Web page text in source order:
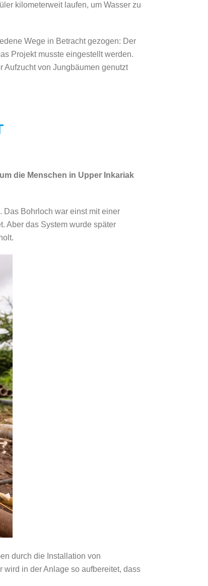
kilometerweit laufen, um Wasser zu
Wege in Betracht gezogen: Der
Projekt musste eingestellt werden.
Aufzucht von Jungbäumen genutzt
die Menschen in Upper Inkariak
Das Bohrloch war einst mit einer
Aber das System wurde später
durch die Installation von
wird in der Anlage so aufbereitet, dass